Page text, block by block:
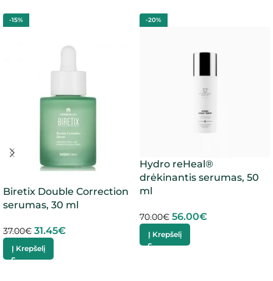
-15%
Biretix Double Correction
serumas, 30 ml
37.00€ 31.45€
Į Krepšelį
-20%
Hydro reHeal®
drėkinantis serumas, 50
ml
70.00€ 56.00€
Į Krepšelį